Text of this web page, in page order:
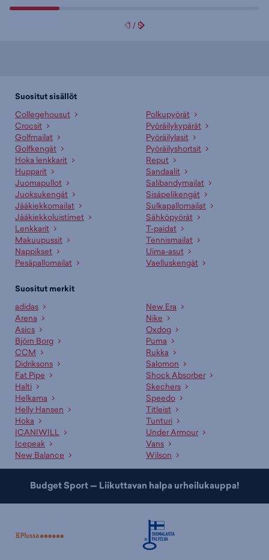
1 /5
Suositut sisällöt
Collegehousut
Crocsit
Golfmailat
Golfkengät
Hoka lenkkarit
Hupparit
Juomapullot
Juoksukengät
Jääkiekkomailat
Jääkiekkoluistimet
Lenkkarit
Makuupussit
Nappikset
Pesäpallomailat
Polkupyörät
Pyöräilykypärät
Pyöräilylasit
Pyöräilyshortsit
Reput
Sandaalit
Salibandymailat
Sisäpelikengät
Sulkapallomailat
Sähköpyörät
T-paidat
Tennismailat
Uima-asut
Vaelluskengät
Suositut merkit
adidas
Arena
Asics
Björn Borg
CCM
Didriksons
Fat Pipe
Halti
Helkama
Helly Hansen
Hoka
ICANIWILL
Icepeak
New Balance
New Era
Nike
Oxdog
Puma
Rukka
Salomon
Shock Absorber
Skechers
Speedo
Titleist
Tunturi
Under Armour
Vans
Wilson
Budget Sport — Liikuttavan halpa urheilukauppa!